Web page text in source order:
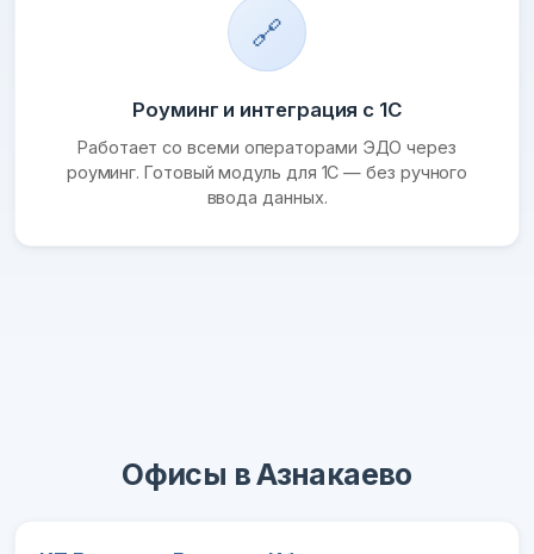
🔗
Роуминг и интеграция с 1С
Работает со всеми операторами ЭДО через
роуминг. Готовый модуль для 1С — без ручного
ввода данных.
Офисы в Азнакаево